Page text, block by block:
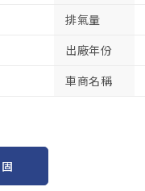
排氣量
出廠年份
車商名稱